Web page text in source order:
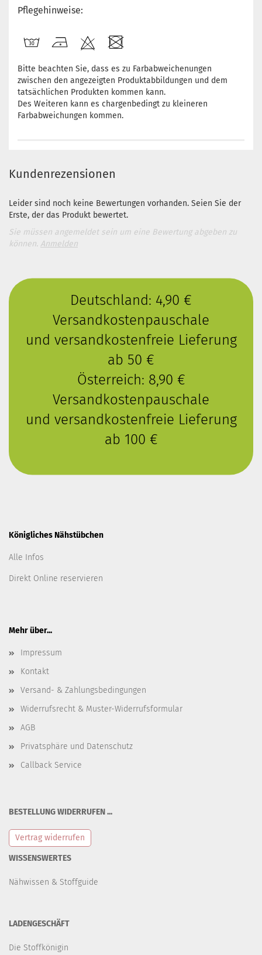
Pflegehinweise:
Bitte beachten Sie, dass es zu Farbabweichenungen
zwischen den angezeigten Produktabbildungen und dem
tatsächlichen Produkten kommen kann.
Des Weiteren kann es chargenbedingt zu kleineren
Farbabweichungen kommen.
Kundenrezensionen
Leider sind noch keine Bewertungen vorhanden. Seien Sie der
Erste, der das Produkt bewertet.
Sie müssen angemeldet sein um eine Bewertung abgeben zu
können. Anmelden
Deutschland: 4,90 €
Versandkostenpauschale
und versandkostenfreie Lieferung
ab 50 €
Österreich: 8,90 €
Versandkostenpauschale
und versandkostenfreie Lieferung
ab 100 €
Königliches Nähstübchen
Alle Infos
Direkt Online reservieren
Mehr über...
Impressum
Kontakt
Versand- & Zahlungsbedingungen
Widerrufsrecht & Muster-Widerrufsformular
AGB
Privatsphäre und Datenschutz
Callback Service
BESTELLUNG WIDERRUFEN ...
Vertrag widerrufen
WISSENSWERTES
Nähwissen & Stoffguide
LADENGESCHÄFT
Die Stoffkönigin